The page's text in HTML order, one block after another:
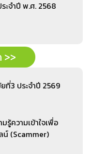
ะจำปี พ.ศ. 2568
3 ประจำปี 2569
รู้ความเข้าใจเพื่อ
น์ (Scammer)